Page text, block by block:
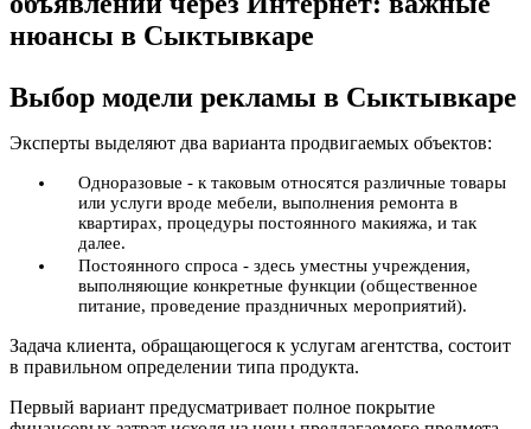
нюансы в Сыктывкаре
Выбор модели рекламы в Сыктывкаре
Эксперты выделяют два варианта продвигаемых объектов:
Одноразовые - к таковым относятся различные товары
или услуги вроде мебели, выполнения ремонта в
квартирах, процедуры постоянного макияжа, и так
далее.
Постоянного спроса - здесь уместны учреждения,
выполняющие конкретные функции (общественное
питание, проведение праздничных мероприятий).
Задача клиента, обращающегося к услугам агентства, состоит
в правильном определении типа продукта.
Первый вариант предусматривает полное покрытие